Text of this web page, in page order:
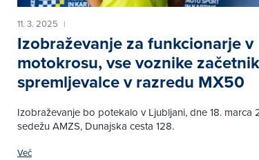
11. 3. 2025 |
Izobraževanje za funkcionarje v
motokrosu, vse voznike
spremljevalce v razredu MX50
Izobraževanje bo potekalo v Ljubljani, dne 18. marca
sedežu AMZS, Dunajska cesta 128.
Več